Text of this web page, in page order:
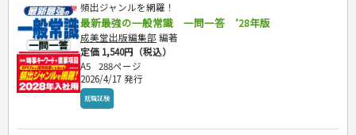
頻出ジャンルを網羅！
最新最強の一般常識 一問一答 ’28年版
成美堂出版編集部 編著
定価 1,540円（税込）
A5
288ページ
2026/4/17 発行
就職試験